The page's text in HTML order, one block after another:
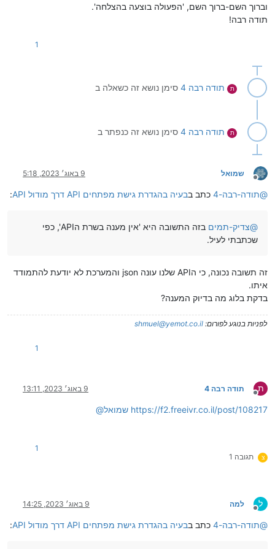
וברוך השם-ברוך השם, 'הפעולה בוצעה בהצלחה'.
תודה רבה!
1
ת תודה רבה 4 סימן נושא זה כשאלה ב
ת תודה רבה 4 סימן נושא זה כנפתר ב
מנותק
שמואל 9 באוג׳ 2023, 5:18
@תודה-רבה-4 כתב בבעיה בהגדרת גישת מפתחים API דרך מודול API :
@צדיק-תמים
בזה התשובה היא 'אין מענה בשרת הAPI', כפי
שכתבתי לעיל.
זה תשובה נכונה, כי הAPI שלנו עונה json והמערכת לא יודעת להתמודד
איתו.
בדקת בלוג מה בדיוק המענה?
לפניות בנוגע לפורום: shmuel@yemot.co.il
1
ת
מנותק
תודה רבה 4 9 באוג׳ 2023, 13:11
@שמואל https://f2.freeivr.co.il/post/108217
צ תגובה 1
1
ל
מנותק
למה 9 באוג׳ 2023, 14:25
@תודה-רבה-4 כתב בבעיה בהגדרת גישת מפתחים API דרך מודול API :